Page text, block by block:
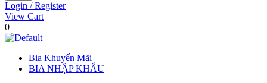
Login / Register
View Cart
0
Bia Khuyến Mãi
BIA NHẬP KHẨU